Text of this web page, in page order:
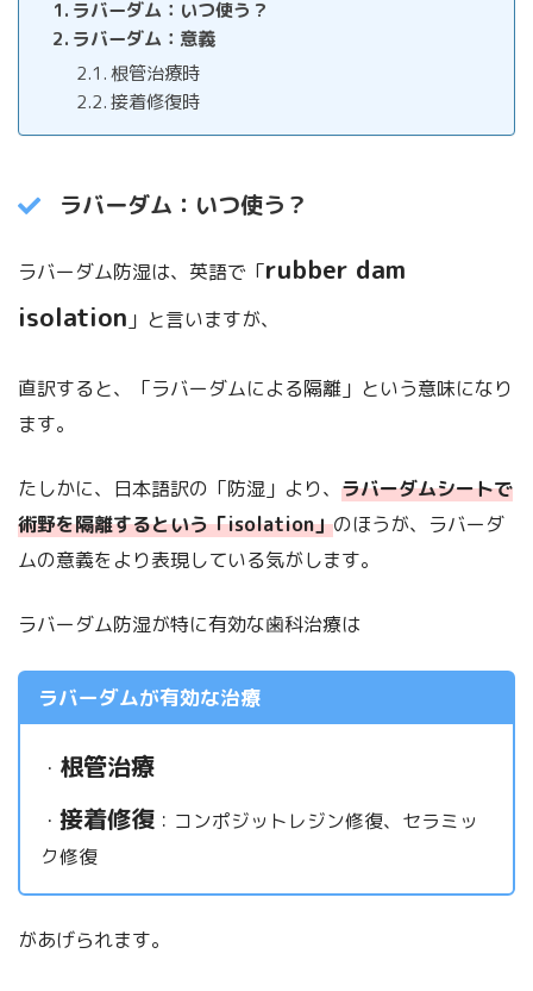
ラバーダム：いつ使う？
ラバーダム：意義
根管治療時
接着修復時
ラバーダム：いつ使う？
ラバーダム防湿は、英語で「rubber dam
isolation 」と言いますが、
直訳すると、「ラバーダムによる隔離」という意味になり
ます。
たしかに、日本語訳の「防湿」より、 ラバーダムシートで
術野を隔離するという「isolation」のほうが、ラバーダ
ムの意義をより表現している気がします。
ラバーダム防湿が特に有効な歯科治療は
ラバーダムが有効な治療
・ 根管治療
・接着修復 ：コンポジットレジン修復、セラミッ
ク修復
があげられます。